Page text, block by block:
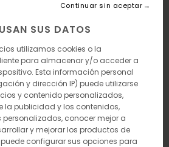
SUS DATOS
utilizamos cookies o la
para almacenar y/o acceder a
Esta información personal
y dirección IP) puede utilizarse
y contenido personalizados,
la publicidad y los contenidos,
conocer mejor a
y mejorar los productos de
configurar sus opciones para
Continuar sin aceptar